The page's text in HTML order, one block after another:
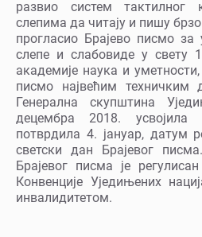
развио систем тактилног
слепима да читају и пишу
прогласио Брајево писмо
слепе и слабовиде у свету
академије наука и
писмо највећим техничким
Генерална скупштина
децембра 2018. усвојила
потврдила 4. јануар, датум
светски дан Брајевог
Брајевог писма је
Конвенције Уједињених
инвалидитетом.